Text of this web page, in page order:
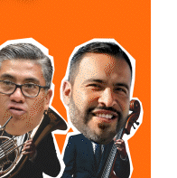
destacó que esta
el personal
situaciones de
y tranquilidad a las